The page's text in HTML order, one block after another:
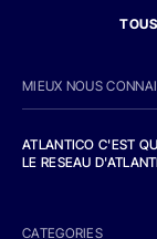
MIEUX NOUS
ATLANTICO C'EST
LE RESEAU
CATEGORIES